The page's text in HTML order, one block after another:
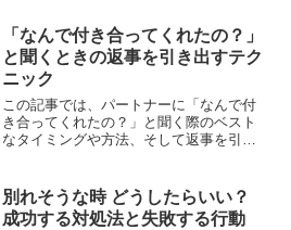
英語表現を学ぶことができます。これら
のフレーズを活用して、大切な恋人に特
別な気持ちを伝えてください。
「なんで付き合ってくれたの？」
と聞くときの返事を引き出すテク
ニック
この記事では、パートナーに「なんで付
き合ってくれたの？」と聞く際のベスト
なタイミングや方法、そして返事を引き
を持ってパートナーにこの質問を投げか
けることができるでしょう。
別れそうな時 どうしたらいい？
成功する対処法と失敗する行動